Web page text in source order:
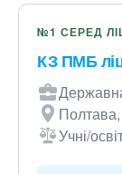
№1 СЕРЕД
КЗ ПМБ
Учні/